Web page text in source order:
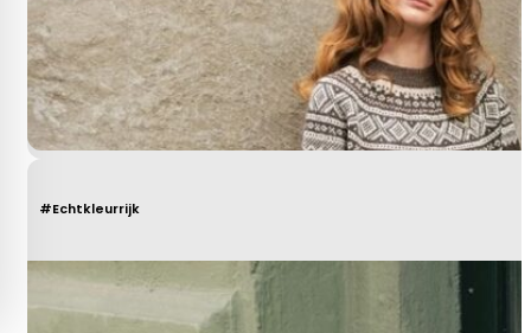
#Echtkleurrijk